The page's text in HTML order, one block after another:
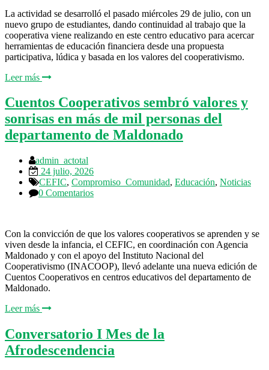
La actividad se desarrolló el pasado miércoles 29 de julio, con un
nuevo grupo de estudiantes, dando continuidad al trabajo que la
cooperativa viene realizando en este centro educativo para acercar
herramientas de educación financiera desde una propuesta
participativa, lúdica y basada en los valores del cooperativismo.
Leer más
Cuentos Cooperativos sembró valores y
sonrisas en más de mil personas del
departamento de Maldonado
admin_actotal
24 julio, 2026
CEFIC, Compromiso_Comunidad, Educación, Noticias
0 Comentarios
Con la convicción de que los valores cooperativos se aprenden y se
viven desde la infancia, el CEFIC, en coordinación con Agencia
Maldonado y con el apoyo del Instituto Nacional del
Cooperativismo (INACOOP), llevó adelante una nueva edición de
Cuentos Cooperativos en centros educativos del departamento de
Maldonado.
Leer más
Conversatorio I Mes de la
Afrodescendencia